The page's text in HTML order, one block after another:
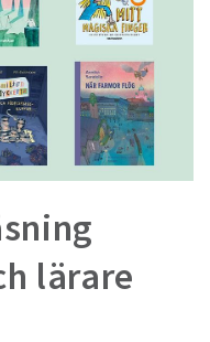
lärare